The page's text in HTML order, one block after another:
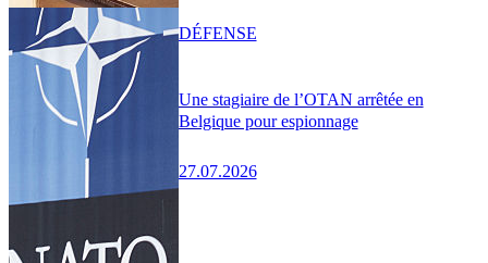
Une stagiaire de l’OTAN arrêtée en
Belgique pour espionnage
27.07.2026
DÉFENSE